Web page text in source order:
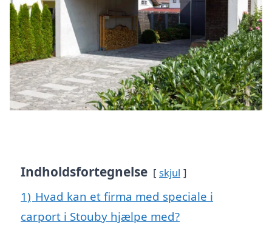
Indholdsfortegnelse skjul
1) Hvad kan et firma med speciale i
carport i Stouby hjælpe med?